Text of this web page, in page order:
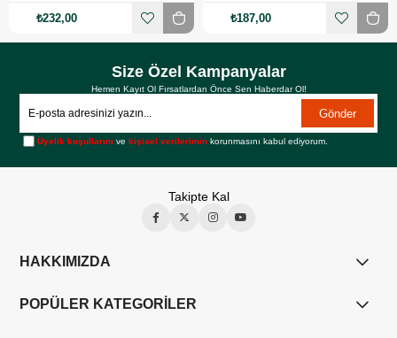
₺232,00 ₺187,00
Size Özel Kampanyalar
Hemen Kayıt Ol Fırsatlardan Önce Sen Haberdar Ol!
Gönder
Üyelik koşullarını vekişisel verilerimin korunmasını kabul ediyorum.
Takipte Kal
HAKKIMIZDA
POPÜLER KATEGORİLER